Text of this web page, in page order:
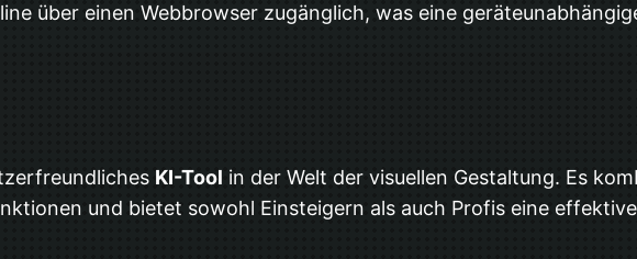
über einen Webbrowser zugänglich, was eine
KI-Tool in der Welt der visuellen Gestaltung. Es
und bietet sowohl Einsteigern als auch Profis eine